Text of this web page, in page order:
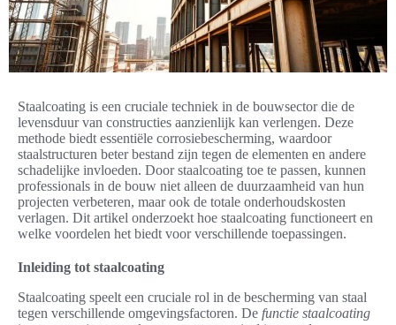
Staalcoating is een cruciale techniek in de bouwsector die de
levensduur van constructies aanzienlijk kan verlengen. Deze
methode biedt essentiële corrosiebescherming, waardoor
staalstructuren beter bestand zijn tegen de elementen en andere
schadelijke invloeden. Door staalcoating toe te passen, kunnen
professionals in de bouw niet alleen de duurzaamheid van hun
projecten verbeteren, maar ook de totale onderhoudskosten
verlagen. Dit artikel onderzoekt hoe staalcoating functioneert en
welke voordelen het biedt voor verschillende toepassingen.
Inleiding tot staalcoating
Staalcoating speelt een cruciale rol in de bescherming van staal
tegen verschillende omgevingsfactoren. De functie staalcoating